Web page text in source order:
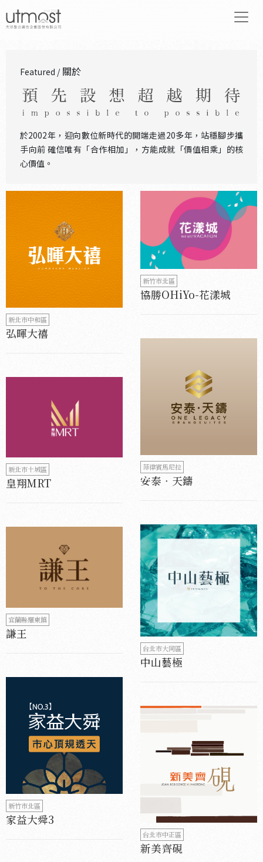
Featured / 關於
於2002年，迎向數位新時代的開端走過20多年，站穩腳步攜
手向前 確信唯有「合作相加」，方能成就「價值相乘」的核
心價值。
新北市中和區
弘暉大禧
新北市土城區
皇翔MRT
宜蘭縣羅東鎮
謙王
新竹市北區
家益大舜3
新竹市北區
協勝OHiYo-花漾城
菲律賓馬尼拉
安泰‧天鑄
台北市大同區
中山藝極
台北市中正區
新美齊硯